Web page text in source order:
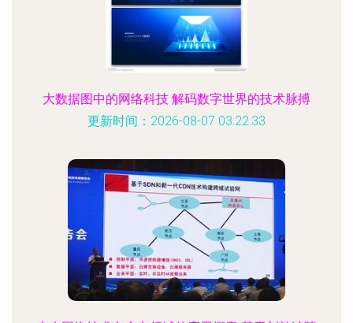
大数据图中的网络科技 解码数字世界的技术脉搏
更新时间：2026-08-07 03:22:33